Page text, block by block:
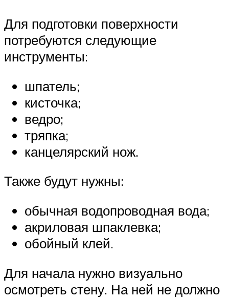
Для подготовки поверхности
потребуются следующие
инструменты:
шпатель;
кисточка;
ведро;
тряпка;
канцелярский нож.
Также будут нужны:
обычная водопроводная вода;
акриловая шпаклевка;
обойный клей.
Для начала нужно визуально
осмотреть стену. На ней не должно